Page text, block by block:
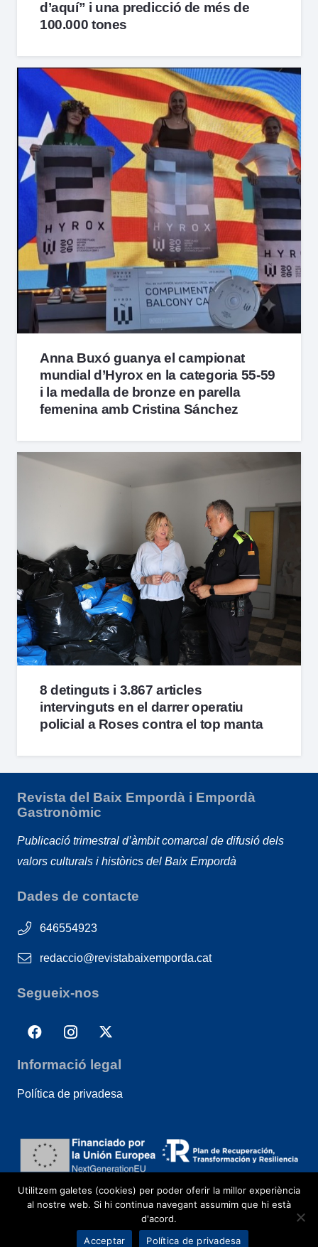
d’aquí” i una predicció de més de
100.000 tones
Anna Buxó guanya el campionat
mundial d’Hyrox en la categoria 55-59
i la medalla de bronze en parella
femenina amb Cristina Sánchez
8 detinguts i 3.867 articles
intervinguts en el darrer operatiu
policial a Roses contra el top manta
Revista del Baix Empordà i Empordà
Gastronòmic
Publicació trimestral d’àmbit comarcal de difusió dels
valors culturals i històrics del Baix Empordà
Dades de contacte
646554923
redaccio@revistabaixemporda.cat
Segueix-nos
Informació legal
Política de privadesa
Utilitzem galetes (cookies) per poder oferir la millor experiència
al nostre web. Si hi continua navegant assumim que hi està
d'acord.
Acceptar
Política de privadesa